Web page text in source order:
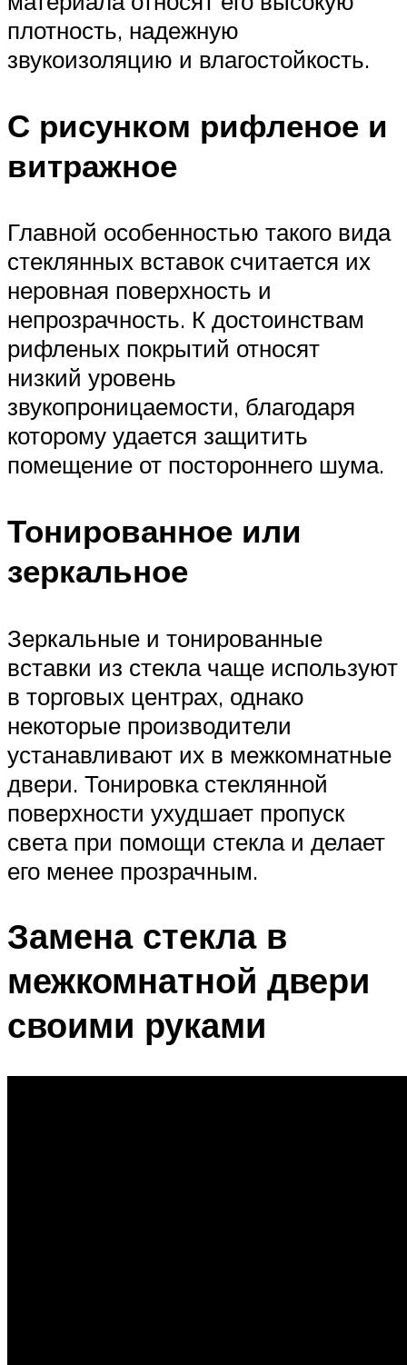
плотность, надежную
звукоизоляцию и влагостойкость.
С рисунком рифленое и
витражное
Главной особенностью такого вида
стеклянных вставок считается их
неровная поверхность и
непрозрачность. К достоинствам
рифленых покрытий относят
низкий уровень
звукопроницаемости, благодаря
которому удается защитить
помещение от постороннего шума.
Тонированное или
зеркальное
Зеркальные и тонированные
вставки из стекла чаще используют
в торговых центрах, однако
некоторые производители
устанавливают их в межкомнатные
двери. Тонировка стеклянной
поверхности ухудшает пропуск
света при помощи стекла и делает
его менее прозрачным.
Замена стекла в
межкомнатной двери
своими руками